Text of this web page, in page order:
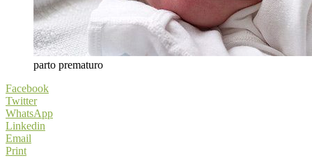
parto prematuro
Facebook
Twitter
WhatsApp
Linkedin
Email
Print